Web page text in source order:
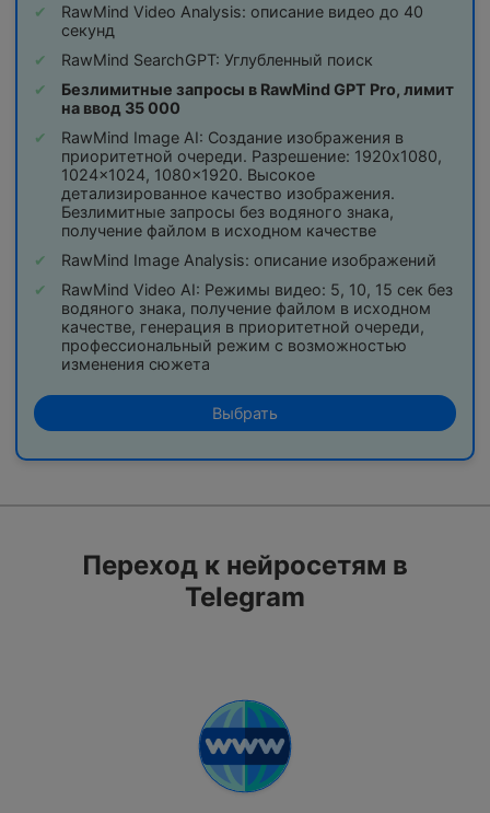
RawMind Video Analysis: описание видео до 40
секунд
RawMind SearchGPT: Углубленный поиск
Безлимитные запросы в RawMind GPT Pro, лимит
на ввод 35 000
RawMind Image AI: Создание изображения в
приоритетной очереди. Разрешение: 1920x1080,
1024x1024, 1080x1920. Высокое
детализированное качество изображения.
Безлимитные запросы без водяного знака,
получение файлом в исходном качестве
RawMind Image Analysis: описание изображений
RawMind Video AI: Режимы видео: 5, 10, 15 сек без
водяного знака, получение файлом в исходном
качестве, генерация в приоритетной очереди,
профессиональный режим с возможностью
изменения сюжета
Выбрать
Переход к нейросетям в
Telegram